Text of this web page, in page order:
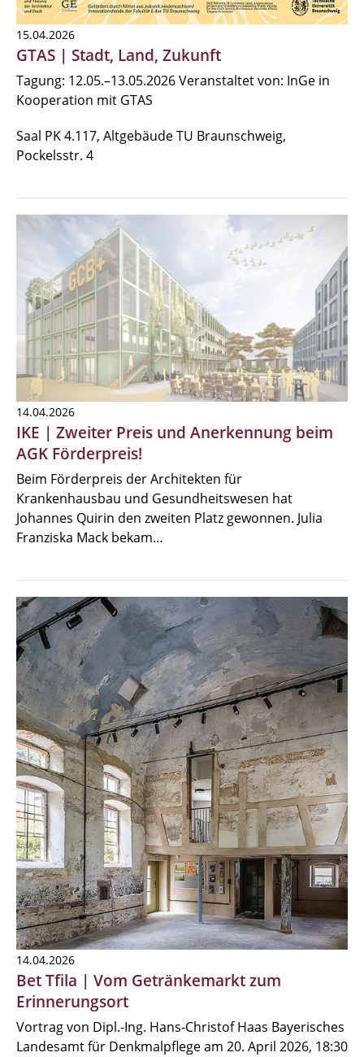
15.04.2026
GTAS | Stadt, Land, Zukunft
Tagung: 12.05.–13.05.2026 Veranstaltet von: InGe in
Kooperation mit GTAS
Saal PK 4.117, Altgebäude TU Braunschweig,
Pockelsstr. 4
14.04.2026
IKE | Zweiter Preis und Anerkennung beim
AGK Förderpreis!
Beim Förderpreis der Architekten für
Krankenhausbau und Gesundheitswesen hat
Johannes Quirin den zweiten Platz gewonnen. Julia
Franziska Mack bekam…
14.04.2026
Bet Tfila | Vom Getränkemarkt zum
Erinnerungsort
Vortrag von Dipl.-Ing. Hans-Christof Haas Bayerisches
Landesamt für Denkmalpflege am 20. April 2026, 18:30